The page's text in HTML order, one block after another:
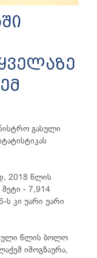
გასული
2018 წლის
- 7,914
ს კი უარი უარი
წლის ბოლო
იმოგზაურა,